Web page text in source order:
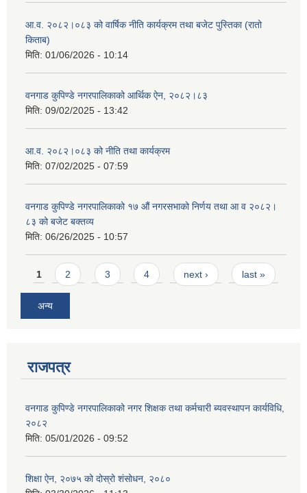
आ.व. २०८२।०८३ को वार्षिक नीति कार्यक्रम तथा बजेट पुस्तिका (रातो
किताब)
मिति: 01/06/2026 - 10:14
वनगाड कुपिण्डे नगरपालिकाको आर्थिक ऐन, २०८२।८३
मिति: 09/02/2025 - 13:42
आ.व. २०८२।०८३ को नीति तथा कार्यक्रम
मिति: 07/02/2025 - 07:59
वनगाड कुपिण्डे नगरपालिकाको १७ ‍औं नगरसभाको निर्णय तथा आ व २०८२।
८३ को बजेट बक्तव्य
मिति: 06/26/2025 - 10:57
Pages
1 2 3 4 next › last »
अन्य
राजपत्र
वनगाड कुपिण्डे नगरपालिकाको नगर शिक्षक तथा कर्मचारी ब्यवस्थापन कार्यविधि,
२०८२
मिति: 05/01/2026 - 09:52
शिक्षा ऐन, २०७५ को दोस्रो शंसोधन, २०८०